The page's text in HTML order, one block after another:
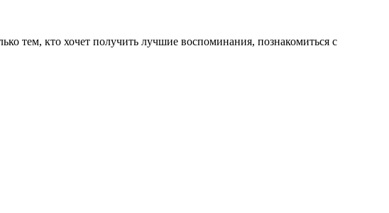
тем, кто хочет получить лучшие воспоминания, познакомиться с